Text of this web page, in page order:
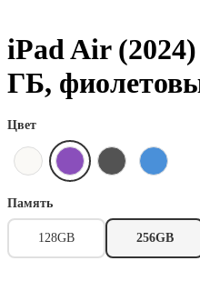
iPad Air
ГБ,
Цвет
Память
128GB 256GB